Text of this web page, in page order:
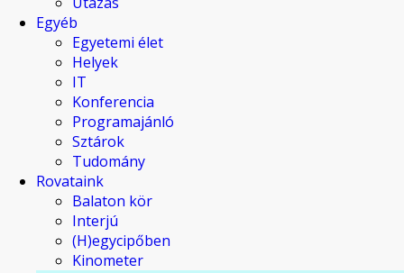
Egyéb
Egyetemi élet
Helyek
IT
Konferencia
Programajánló
Sztárok
Tudomány
Rovataink
Balaton kör
Interjú
(H)egycipőben
Kinometer